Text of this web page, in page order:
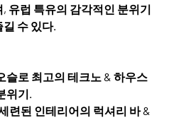
유럽 특유의 감각적인 분위기
수 있다.
슬로 최고의 테크노 & 하우스
위기.
련된 인테리어의 럭셔리 바 &